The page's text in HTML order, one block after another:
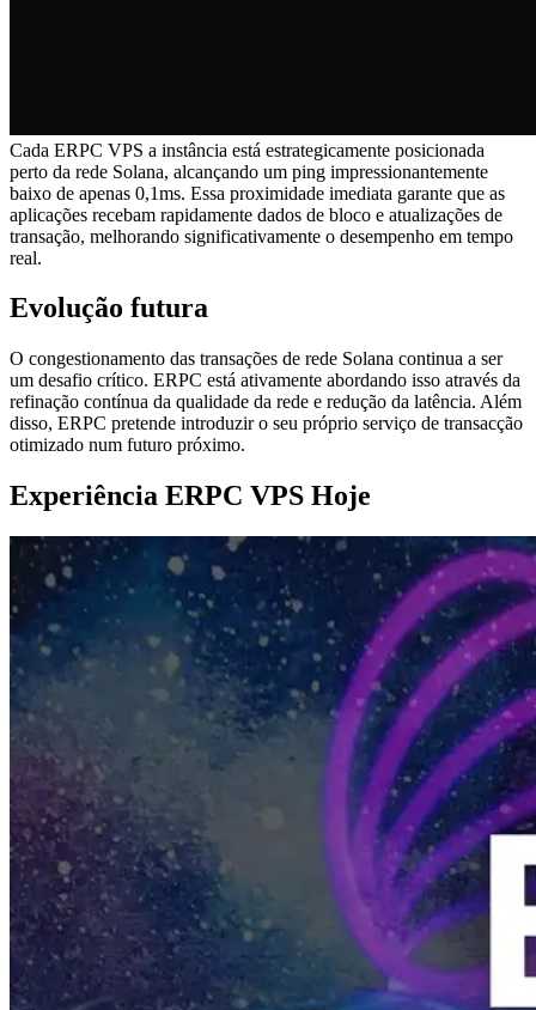
Cada ERPC VPS a instância está estrategicamente posicionada
perto da rede Solana, alcançando um ping impressionantemente
baixo de apenas 0,1ms. Essa proximidade imediata garante que as
aplicações recebam rapidamente dados de bloco e atualizações de
transação, melhorando significativamente o desempenho em tempo
real.
Evolução futura
O congestionamento das transações de rede Solana continua a ser
um desafio crítico. ERPC está ativamente abordando isso através da
refinação contínua da qualidade da rede e redução da latência. Além
disso, ERPC pretende introduzir o seu próprio serviço de transacção
otimizado num futuro próximo.
Experiência ERPC VPS Hoje